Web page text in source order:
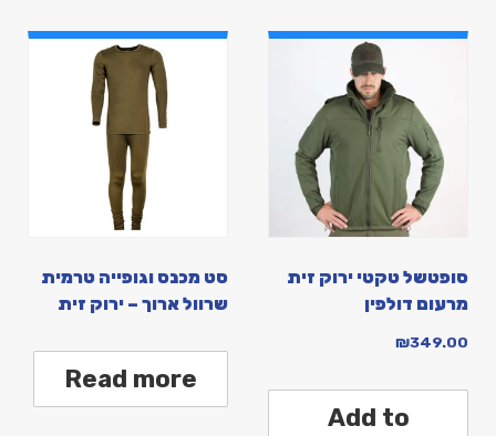
סופטשל טקטי ירוק זית
מרעום דולפין
₪349.00
Add to
סט מכנס וגופייה טרמית
שרוול ארוך – ירוק זית
Read more